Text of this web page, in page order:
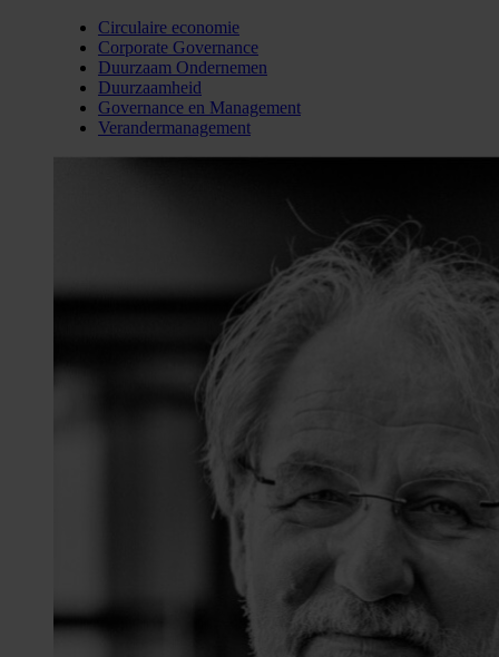
Circulaire economie
Corporate Governance
Duurzaam Ondernemen
Duurzaamheid
Governance en Management
Verandermanagement